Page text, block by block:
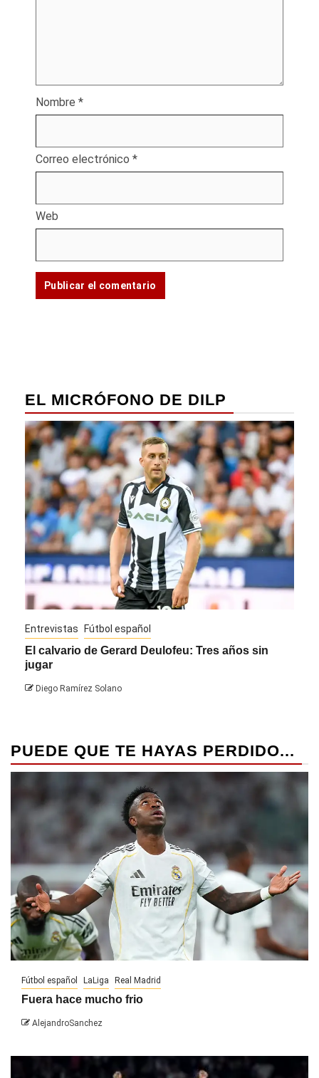
Nombre *
Correo electrónico *
Web
EL MICRÓFONO DE DILP
Entrevistas Fútbol español
El calvario de Gerard Deulofeu: Tres años sin
jugar
Diego Ramírez Solano
PUEDE QUE TE HAYAS PERDIDO...
Fútbol español LaLiga Real Madrid
Fuera hace mucho frio
AlejandroSanchez